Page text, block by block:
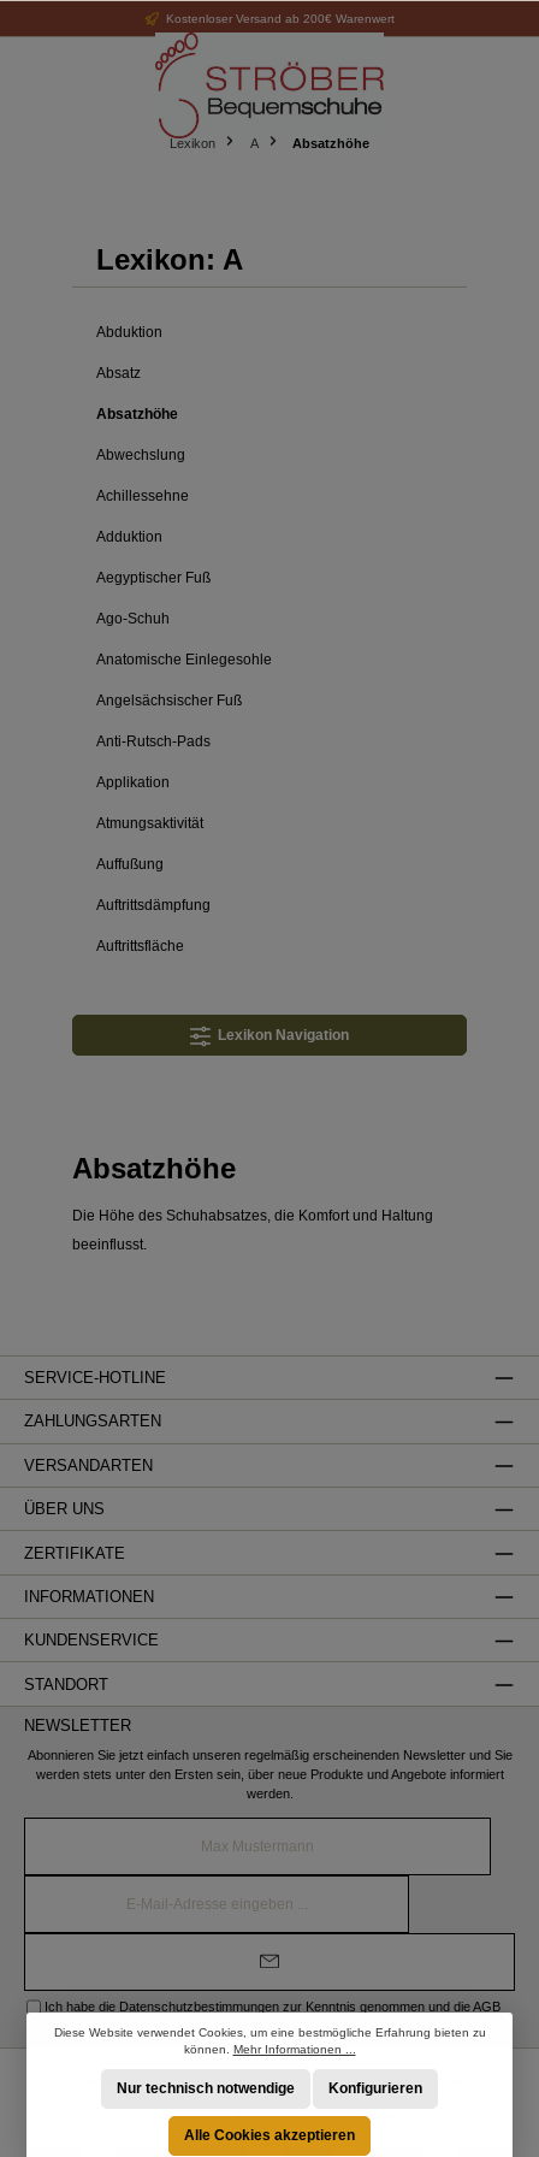
Kostenloser Versand ab 200€ Warenwert
Lexikon A Absatzhöhe
Lexikon: A
Abduktion
Absatz
Absatzhöhe
Abwechslung
Achillessehne
Adduktion
Aegyptischer Fuß
Ago-Schuh
Anatomische Einlegesohle
Angelsächsischer Fuß
Anti-Rutsch-Pads
Applikation
Atmungsaktivität
Auffußung
Auftrittsdämpfung
Auftrittsfläche
Lexikon Navigation
Absatzhöhe
Die Höhe des Schuhabsatzes, die Komfort und Haltung
beeinflusst.
SERVICE-HOTLINE
ZAHLUNGSARTEN
VERSANDARTEN
ÜBER UNS
ZERTIFIKATE
INFORMATIONEN
KUNDENSERVICE
STANDORT
NEWSLETTER
Abonnieren Sie jetzt einfach unseren regelmäßig erscheinenden Newsletter und Sie
werden stets unter den Ersten sein, über neue Produkte und Angebote informiert
werden.
Mail-
Ich habe die Datenschutzbestimmungen zur Kenntnis genommen und dieAGB
* Alle Preise inkl. gesetzl. Mehrwertsteuer zzgl.Versandkosten
Nachnahmegebühren, wenn nicht anders angegeben.
© 2026 STRÖBER Shop - Alle Rechte vorbehalten.
Diese Website verwendet Cookies, um eine bestmögliche Erfahrung bieten zu
können. Mehr Informationen ...
Nur technisch notwendige Konfigurieren
Alle Cookies akzeptieren